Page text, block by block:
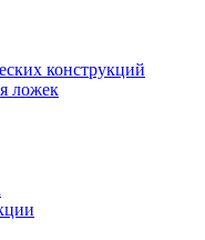
конструкций
ложек